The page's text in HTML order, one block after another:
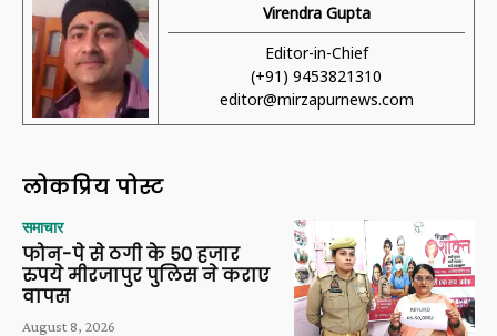
Virendra Gupta
Editor-in-Chief
(+91) 9453821310
editor@mirzapurnews.com
लोकप्रिय पोस्ट
समाचार
फोन-पे से ठगी के 50 हजार
रुपये मीरजापुर पुलिस ने कराए
वापस
August 8, 2026